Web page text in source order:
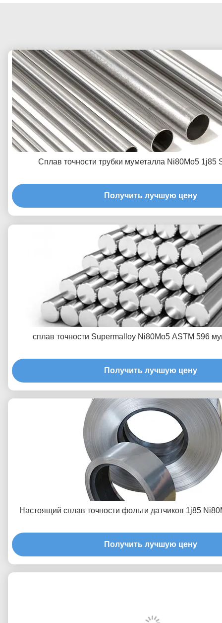
Сплав точности трубки муметалла Ni80Mo5 1j85
Получить лучшую цену
сплав точности Supermalloy Ni80Mo5 ASTM 596
Получить лучшую цену
Настоящий сплав точности фольги датчиков 1j85
Получить лучшую цену